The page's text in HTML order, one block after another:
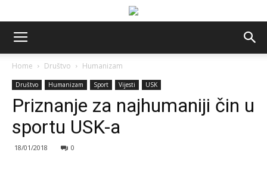
Home Društvo Humanizam
Društvo Humanizam Sport Vijesti USK
Priznanje za najhumaniji čin u
sportu USK-a
18/01/2018 0